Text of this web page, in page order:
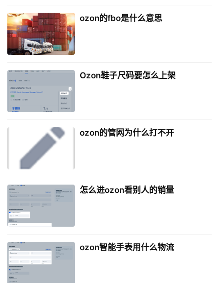
ozon的fbo是什么意思
Ozon鞋子尺码要怎么上架
ozon的管网为什么打不开
怎么进ozon看别人的销量
ozon智能手表用什么物流